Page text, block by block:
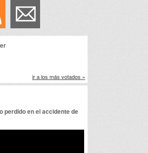
ir a los más votados »
perdido en el accidente de